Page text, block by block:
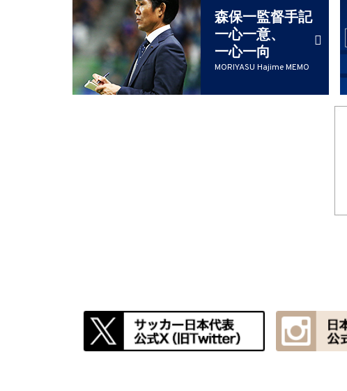
森保一監督手記
一心一意、
一心一向
MORIYASU Hajime MEMO